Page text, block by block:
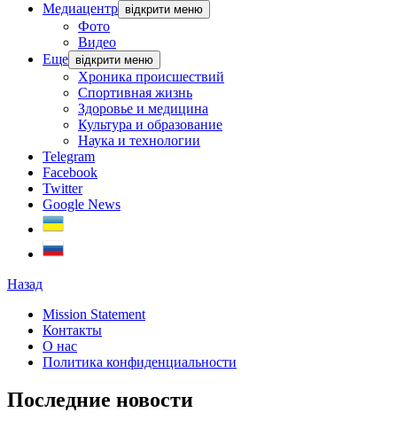
Медиацентр відкрити меню
Фото
Видео
Еще відкрити меню
Хроника происшествий
Спортивная жизнь
Здоровье и медицина
Культура и образование
Наука и технологии
Telegram
Facebook
Twitter
Google News
Назад
Mission Statement
Контакты
О нас
Политика конфиденциальности
Последние новости